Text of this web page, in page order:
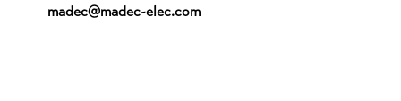
madec@madec-elec.com